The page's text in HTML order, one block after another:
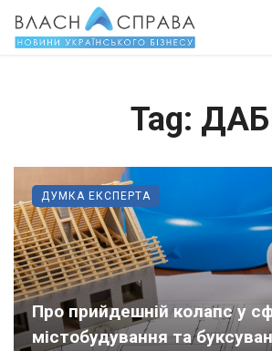
Tag:
Про прийдешній колапс у
містобудування та
ДУМКА ЕКСПЕРТА